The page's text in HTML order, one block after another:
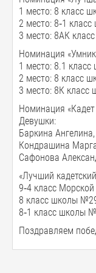
1 место: 8 класс
2 место: 8‑1
3 место: 8АК
Номинация
1 место: 8.1
2 место: 8 класс
3 место: 8К класс
Номинация «Кадет
Девушки:
Баркина
Кондрашина
Сафонова
«Лучший
9‑4 класс
8 класс школы
8‑1 класс школы
Поздравляем